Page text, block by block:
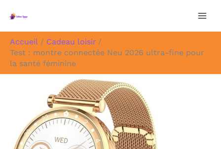
Accueil
Cadeau loisir
Test : montre connectée Neu 2026 ultra-fine pour
la santé féminine